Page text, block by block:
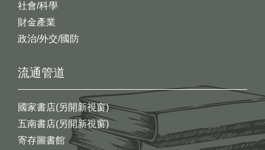
社會/科學
財金產業
政治/外交/國防
流通管道
國家書店(另開新視窗)
五南書店(另開新視窗)
寄存圖書館